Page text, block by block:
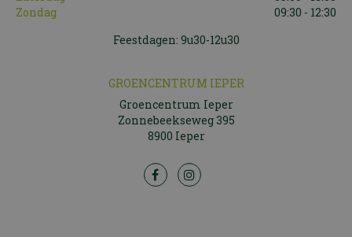
Zondag
09:30 - 12:30
Feestdagen: 9u30-12u30
GROENCENTRUM IEPER
Groencentrum Ieper
Zonnebeekseweg 395
8900 Ieper